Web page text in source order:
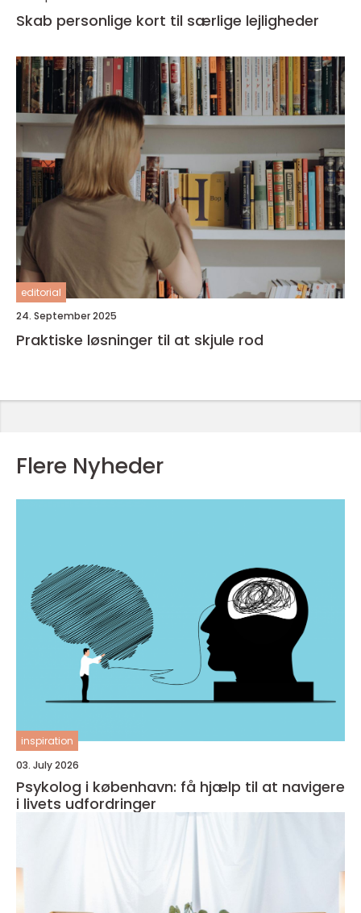
Skab personlige kort til særlige lejligheder
editorial
24. September 2025
Praktiske løsninger til at skjule rod
Flere Nyheder
inspiration
03. July 2026
Psykolog i københavn: få hjælp til at navigere
i livets udfordringer